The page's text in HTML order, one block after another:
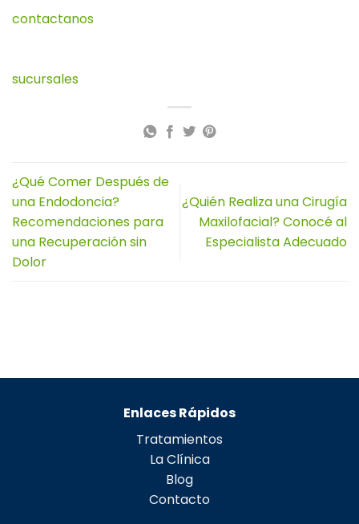
contactanos
sucursales
¿Qué Comer Después de
una Endodoncia?
Recomendaciones para
una Recuperación sin
Dolor
¿Quién Realiza una Cirugía
Maxilofacial? Conocé al
Especialista Adecuado
Enlaces Rápidos
Tratamientos
La Clínica
Blog
Contacto